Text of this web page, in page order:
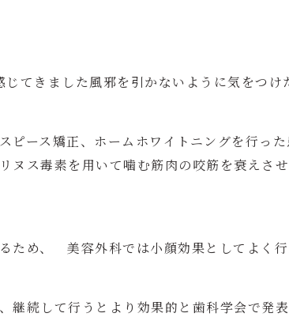
てきました風邪を引かないように気をつけ
ピース矯正、ホームホワイトニングを行った
ヌス毒素を用いて噛む筋肉の咬筋を衰えさ
ため、 美容外科では小顔効果としてよく行
継続して行うとより効果的と歯科学会で発表